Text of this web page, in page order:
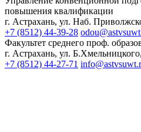
повышения квалификации
г. Астрахань, ул. Наб.
+7 (8512) 44-39-28
Факультет среднего проф.
г. Астрахань, ул.
+7 (8512) 44-27-71